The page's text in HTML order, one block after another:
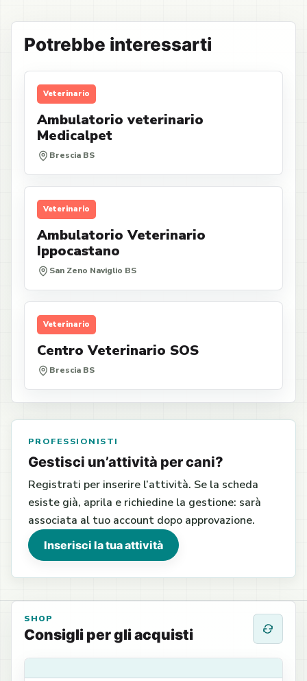
Potrebbe interessarti
Veterinario
Ambulatorio veterinario
Medicalpet
Brescia BS
Veterinario
Ambulatorio Veterinario
Ippocastano
San Zeno Naviglio BS
Veterinario
Centro Veterinario SOS
Brescia BS
PROFESSIONISTI
Gestisci un’attività per cani?
Registrati per inserire l’attività. Se la scheda
esiste già, aprila e richiedine la gestione: sarà
associata al tuo account dopo approvazione.
Inserisci la tua attività
SHOP
Consigli per gli acquisti